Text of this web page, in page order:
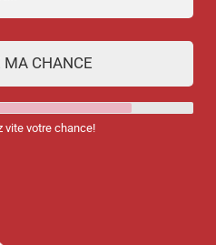
MA CHANCE
vite votre chance!